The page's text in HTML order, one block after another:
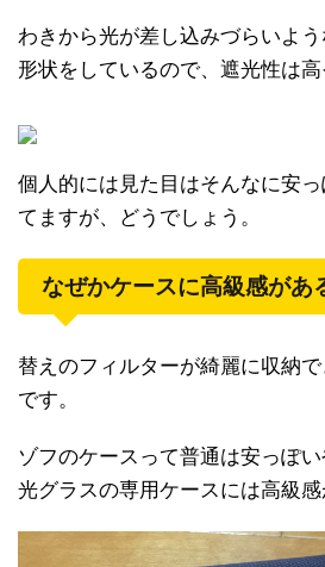
わきから光が差し込みづらいよ
形状をしているので、遮光性は高
個人的には見た目はそんなに安
てますが、どうでしょう。
なぜかケースに高級感があ
替えのフィルターが綺麗に収納
です。
ゾフのケースって普通は安っぽ
光グラスの専用ケースには高級感